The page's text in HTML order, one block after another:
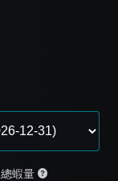
總蝦量